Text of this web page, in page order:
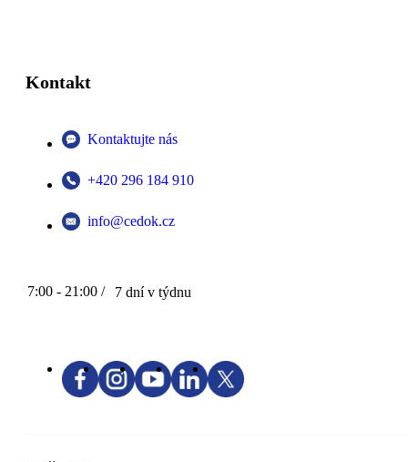
Kontakt
Kontaktujte nás
+420 296 184 910
info@cedok.cz
7:00 - 21:00 / 7 dní v týdnu